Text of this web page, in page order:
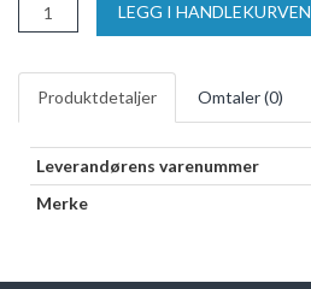
LEGG I HANDLEKURVEN
Produktdetaljer Omtaler (0)
Leverandørens varenummer
Merke